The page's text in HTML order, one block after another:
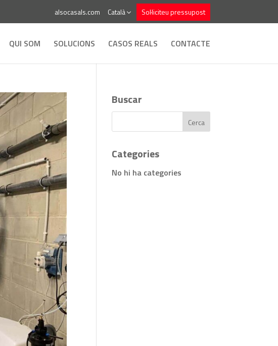
Sol·liciteu pressupost
alsocasals.com Català
QUI SOM SOLUCIONS CASOS REALS CONTACTE
Buscar
Categories
No hi ha categories